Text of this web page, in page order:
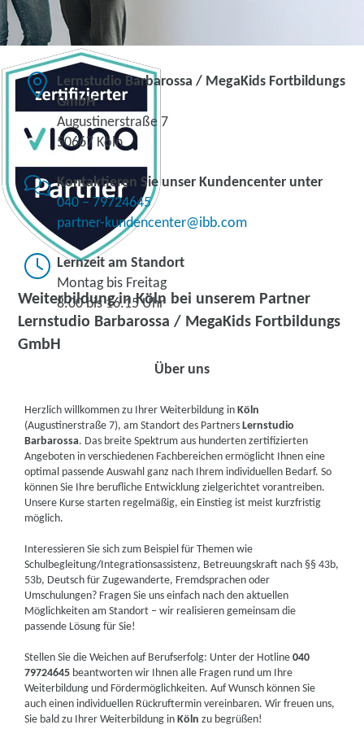
Weiterbildung in Köln bei unserem Partner
Lernstudio Barbarossa / MegaKids Fortbildungs
GmbH
Lernstudio Barbarossa / MegaKids Fortbildungs
GmbH
Augustinerstraße 7
50667 Köln
Kontaktieren Sie unser Kundencenter unter
040 – 79724645
partner-kundencenter@ibb.com
Lernzeit am Standort
Montag bis Freitag
8.00 bis 16.15 Uhr
Über uns
Herzlich willkommen zu Ihrer Weiterbildung inKöln
(Augustinerstraße 7), am Standort des PartnersLernstudio
Barbarossa. Das breite Spektrum aus hunderten zertifizierten
Angeboten in verschiedenen Fachbereichen ermöglicht Ihnen eine
optimal passende Auswahl ganz nach Ihrem individuellen Bedarf. So
können Sie Ihre berufliche Entwicklung zielgerichtet vorantreiben.
Unsere Kurse starten regelmäßig, ein Einstieg ist meist kurzfristig
möglich.
Interessieren Sie sich zum Beispiel für Themen wie
Schulbegleitung/Integrationsassistenz, Betreuungskraft nach §§ 43b,
53b, Deutsch für Zugewanderte, Fremdsprachen oder
Umschulungen? Fragen Sie uns einfach nach den aktuellen
Möglichkeiten am Standort – wir realisieren gemeinsam die
passende Lösung für Sie!
Stellen Sie die Weichen auf Berufserfolg: Unter der Hotline040
79724645 beantworten wir Ihnen alle Fragen rund um Ihre
Weiterbildung und Fördermöglichkeiten. Auf Wunsch können Sie
auch einen individuellen Rückruftermin vereinbaren. Wir freuen uns,
Sie bald zu Ihrer Weiterbildung inKöln zu begrüßen!